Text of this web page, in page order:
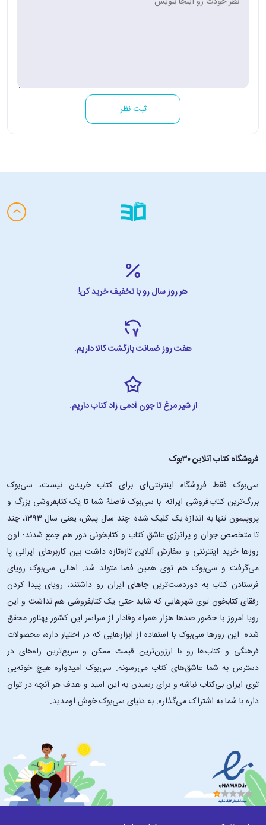
ثبت نظر
هر روز سال رو با تخفیف خرید کن!
هفت روز ضمانت بازگشت کالا داریم.
از شیر مرغ تا جون آدمی زاد کتاب داریم.
فروشگاه کتاب آنلاین ۳۰بوک
سی‌بوک فقط فروشگاه اینترنتی‌ای برای کتاب خریدن نیست، سی‌بوک
بزرگ‌ترین کتاب‌فروشی ایرانه. با سی‌بوک فاصلۀ شما تا یک کتابفروشی بزرگ و
پروپیمون تنها به اندازۀ یک کلیک شده. چند سال پیش، یعنی سال ۱۳۹۳، چند
تا متخصص جوان و پرانرژیِ عاشقِ کتاب و کتابخونی دور هم جمع شدند؛ اون‌
روزها خرید اینترنتی و سفارش آنلاین تازه‌تازه داشت بین کاربرهای ایرانی پا
می‌گرفت و سی‌بوک هم توی همین فضا متولد شد. اهالی سی‌بوک رویای
فرستادن کتاب به دوردست‌ترین جاهای ایران رو داشتند، رویای پیدا کردن
رفقای کتابخون توی شهرهایی که شاید حتی یک کتابفروشی هم نداشت و این
رویا امروز با حضور صدها هزار همراه وفادار از سراسر این کشور پهناور محقق
شده. این ‌روزها سی‌بوک با استفاده از ابزارهایی که در اختیار داره، محصولات
فرهنگی و کتاب‌ها رو با ارزون‌ترین قیمت ممکن و سریع‌ترین راه‌های در
دسترس به شما عاشق‌های کتاب می‌رسونه. سی‌بوک امیدواره هیچ خونه‌یی
توی ایران بی‌کتاب نباشه و برای رسیدن به این امید و هدف هر آنچه در توان
داره با شما به اشتراک می‌گذاره. به دنیای سی‌بوک خوش اومدید.